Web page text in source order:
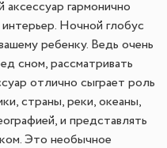
аксессуар гармонично
Ночной глобус
ребенку. Ведь очень
сном, рассматривать
отлично сыграет роль
страны, реки, океаны,
и представлять
Это необычное